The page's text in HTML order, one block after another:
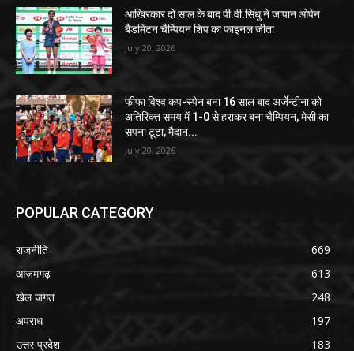
आखिरकार दो साल के बाद पी.वी.सिंधु ने जापान ओपेन
बैडमिंटन चैम्पियन शिप का फाइनल जीता
July 20, 2026
फीफा विश्व कप-स्पेन बना 16 साल बाद अर्जेन्टीना को
अतिरिक्त समय में 1-0 से हराकर बना चैम्पियन, मेसी का
सपना टूटा, मैदान...
July 20, 2026
POPULAR CATEGORY
राजनीति
669
आज़मगढ़
613
खेल जगत
248
अपराध
197
उत्तर प्रदेश
183